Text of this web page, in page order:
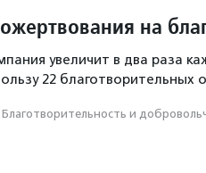
на
увеличит в два раза
22 благотворительных
Благотвори­тель­ность и